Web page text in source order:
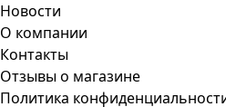
Новости
О компании
Контакты
Отзывы о магазине
Политика